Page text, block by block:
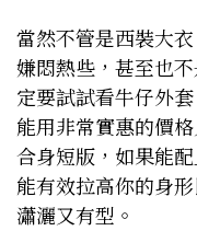
當然不管是西裝大
嫌悶熱些，甚至也
定要試試看牛仔外
能用非常實惠的價
合身短版，如果能
能有效拉高你的身
瀟灑又有型。